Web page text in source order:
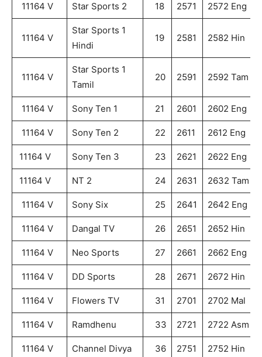
11164 V Star Sports 2 18 2571 2572 Eng
11164 V
Star Sports 1
Hindi
19 2581 2582 Hin
11164 V
Star Sports 1
Tamil
20 2591 2592 Tam
11164 V Sony Ten 1 21 2601 2602 Eng
11164 V Sony Ten 2 22 2611 2612 Eng
11164 V Sony Ten 3 23 2621 2622 Eng
11164 V NT 2 24 2631 2632 Tam
11164 V Sony Six 25 2641 2642 Eng
11164 V Dangal TV 26 2651 2652 Hin
11164 V Neo Sports 27 2661 2662 Eng
11164 V DD Sports 28 2671 2672 Hin
11164 V Flowers TV 31 2701 2702 Mal
11164 V Ramdhenu 33 2721 2722 Asm
11164 V Channel Divya 36 2751 2752 Hin